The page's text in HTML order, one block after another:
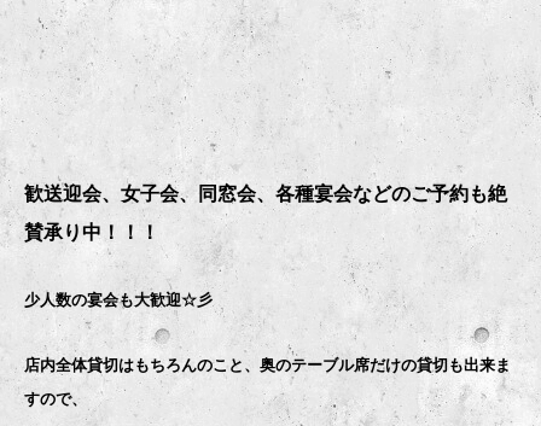
歓送迎会、女子会、同窓会、各種宴会などのご予約も絶
賛承り中！！！
少人数の宴会も大歓迎☆彡
店内全体貸切はもちろんのこと、奥のテーブル席だけの貸切も出来ま
すので、